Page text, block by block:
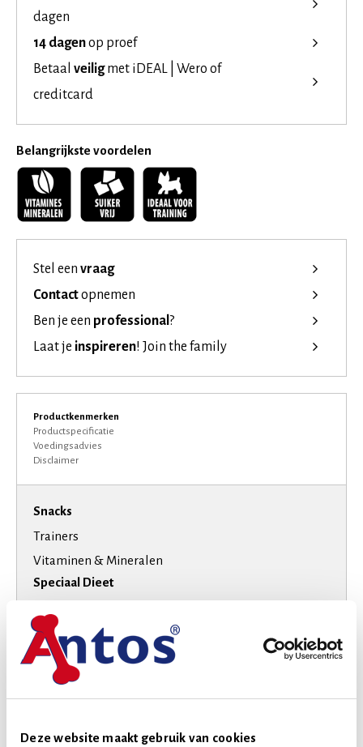
Deze website maakt gebruik van cookies
dagen
14 dagenop proef
Betaal veiligmet iDEAL | Wero of
creditcard
Belangrijkste voordelen
Stel een vraag
Contactopnemen
Ben je een professional ?
Laat je inspireren! Join the family
Productkenmerken
Productspecificatie
Voedingsadvies
Disclaimer
Snacks
Trainers
Vitaminen & Mineralen
Speciaal Dieet
Smaak
Rund
Varken
Kleine honden